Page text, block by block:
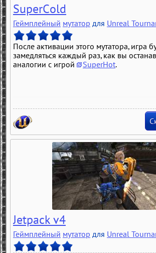
SuperCold
Геймплейный мутатор для Unreal
После активации этого мутатора, игра
замедляться каждый раз, как вы
аналогии с игрой
SuperHot.
Jetpack v4
Геймплейный мутатор для Unreal